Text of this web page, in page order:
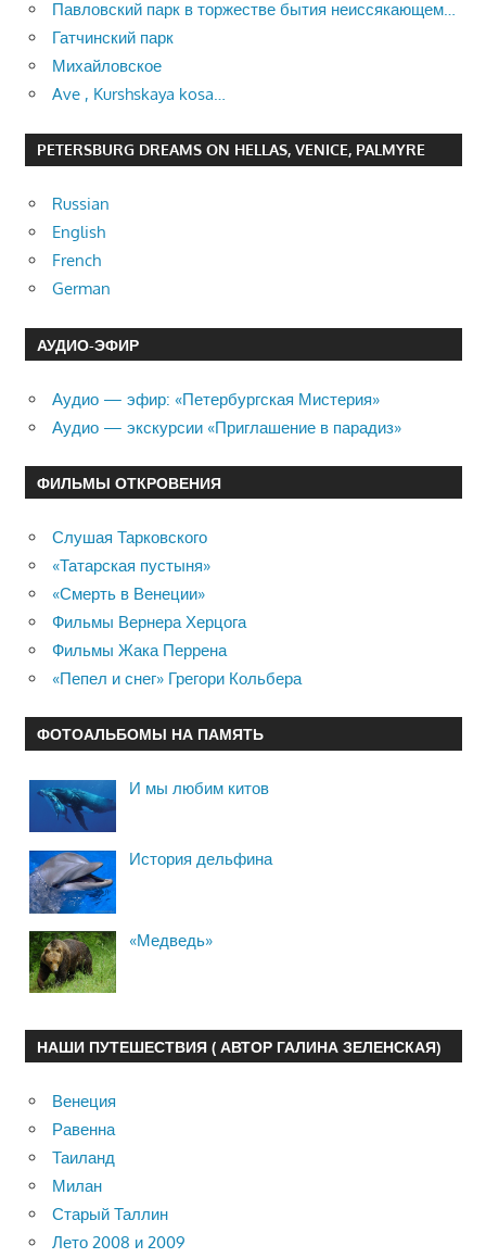
Павловский парк в торжестве бытия неиссякающем…
Гатчинский парк
Михайловское
Ave , Kurshskaya kosa…
PETERSBURG DREAMS ON HELLAS, VENICE, PALMYRE
Russian
English
French
German
АУДИО-ЭФИР
Аудио — эфир: «Петербургская Мистерия»
Аудио — экскурсии «Приглашение в парадиз»
ФИЛЬМЫ ОТКРОВЕНИЯ
Слушая Тарковского
«Татарская пустыня»
«Смерть в Венеции»
Фильмы Вернера Херцога
Фильмы Жака Перрена
«Пепел и снег» Грегори Кольбера
ФОТОАЛЬБОМЫ НА ПАМЯТЬ
И мы любим китов
История дельфина
«Медведь»
НАШИ ПУТЕШЕСТВИЯ ( АВТОР ГАЛИНА ЗЕЛЕНСКАЯ)
Венеция
Равенна
Таиланд
Милан
Старый Таллин
Лето 2008 и 2009